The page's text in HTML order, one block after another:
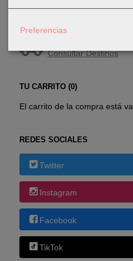
Consultar Destinos
TU CARRITO (0)
El carrito de la compra está
REDES SOCIALES
Twitter
Instagram
Facebook
TikTok
Preferencias